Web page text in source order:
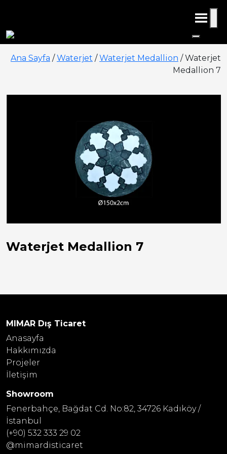
Ana Sayfa /Waterjet /Waterjet Medallion / Waterjet
Medallion 7
Waterjet Medallion 7
MIMAR Dış Ticaret
Anasayfa
Hakkımızda
Projeler
İletişim
Showroom
Fenerbahçe, Bağdat Cd. No:82, 34726 Kadıköy /
İstanbul
(+90) 532 333 29 02
@mimardisticaret